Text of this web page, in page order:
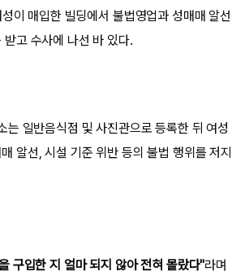
이 매입한 빌딩에서 불법영업과 성매매 알선
받고 수사에 나선 바 있다.
는 일반음식점 및 사진관으로 등록한 뒤 여성
알선, 시설 기준 위반 등의 불법 행위를 저지
구입한 지 얼마 되지 않아 전혀 몰랐다"라며